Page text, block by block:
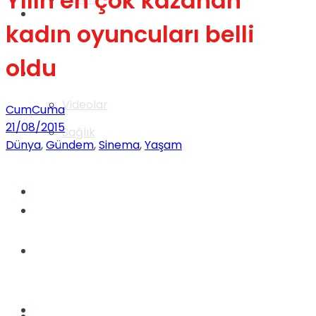
Videolar
Gündem
Yaşam
Sağlık
kadın oyuncuları belli
oldu
CumCuma
21/08/2015
Dünya,Gündem,Sinema,Yaşam